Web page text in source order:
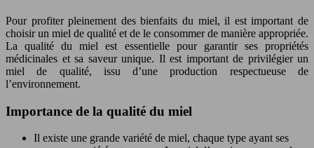
Pour profiter pleinement des bienfaits du miel, il est important de
choisir un miel de qualité et de le consommer de manière appropriée.
La qualité du miel est essentielle pour garantir ses propriétés
médicinales et sa saveur unique. Il est important de privilégier un
miel de qualité, issu d’une production respectueuse de
l’environnement.
Importance de la qualité du miel
Il existe une grande variété de miel, chaque type ayant ses